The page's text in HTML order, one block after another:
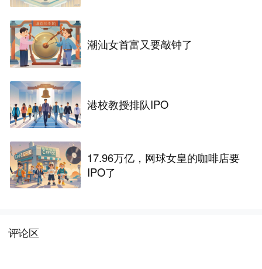
潮汕女首富又要敲钟了
港校教授排队IPO
17.96万亿，网球女皇的咖啡店要
IPO了
评论区